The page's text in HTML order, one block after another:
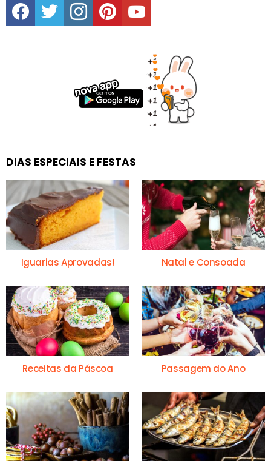
DIAS ESPECIAIS E FESTAS
Iguarias Aprovadas! Natal e Consoada
Receitas da Páscoa Passagem do Ano